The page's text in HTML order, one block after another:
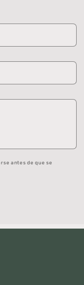
antes de que se